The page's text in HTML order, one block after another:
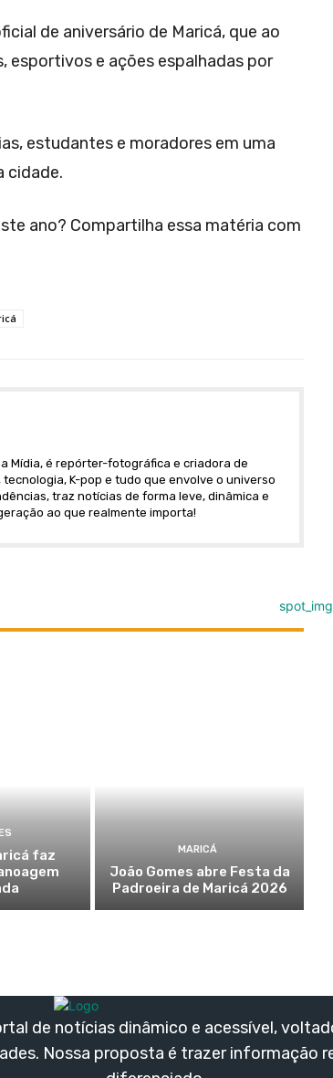
de aniversário de Maricá, que ao
esportivos e ações espalhadas por
estudantes e moradores em uma
cidade.
ano? Compartilha essa matéria com
Mídia, é repórter-fotográfica e criadora de
K-pop e tudo que envolve o universo
traz notícias de forma leve, dinâmica e
ao que realmente importa!
faz
MARICÁ
João Gomes abre Festa da
Padroeira de Maricá 2026
de notícias dinâmico e acessível,
Nossa proposta é trazer informação